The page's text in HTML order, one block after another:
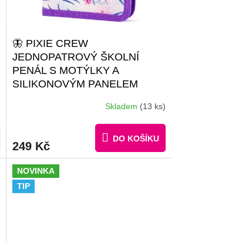
🦋 PIXIE CREW
JEDNOPATROVÝ ŠKOLNÍ
PENÁL S MOTÝLKY A
SILIKONOVÝM PANELEM
KREATIVNÍCH NÁPADŮ | 30
MALÝCH PIXELŮ ZDARMA
Skladem (13 ks)
249 Kč
DO KOŠÍKU
NOVINKA
TIP